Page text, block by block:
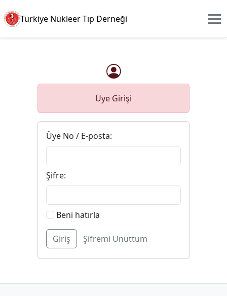
Türkiye Nükleer Tıp Derneği
Üye Girişi
Üye No / E-posta:
Şifre:
Beni hatırla
Şifremi Unuttum